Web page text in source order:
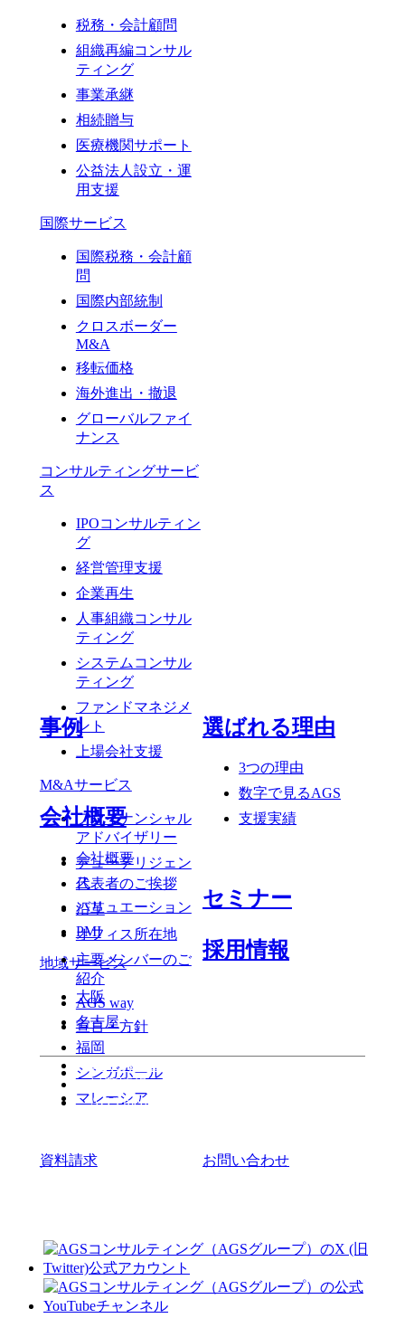
税務・会計顧問
組織再編コンサル
ティング
事業承継
相続贈与
医療機関サポート
公益法人設立・運
用支援
国際サービス
国際税務・会計顧
問
国際内部統制
クロスボーダー
M&A
移転価格
海外進出・撤退
グローバルファイ
ナンス
コンサルティングサービ
ス
IPOコンサルティン
グ
経営管理支援
企業再生
人事組織コンサル
ティング
システムコンサル
ティング
ファンドマネジメ
ント
上場会社支援
M&Aサービス
ファイナンシャル
アドバイザリー
デューデリジェン
ス
バリュエーション
PMI
地域サービス
大阪
名古屋
福岡
シンガポール
マレーシア
事例 選ばれる理由
3つの理由
数字で見るAGS
支援実績
会社概要
会社概要
代表者のご挨拶
沿革
オフィス所在地
主要メンバーのご
紹介
AGS way
宣言・方針
セミナー
採用情報
よくある質問
最新情報
AGS media
資料請求 お問い合わせ